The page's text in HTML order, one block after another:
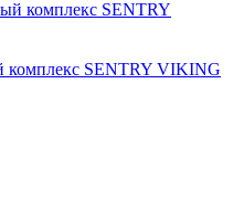
комплекс SENTRY VIKING